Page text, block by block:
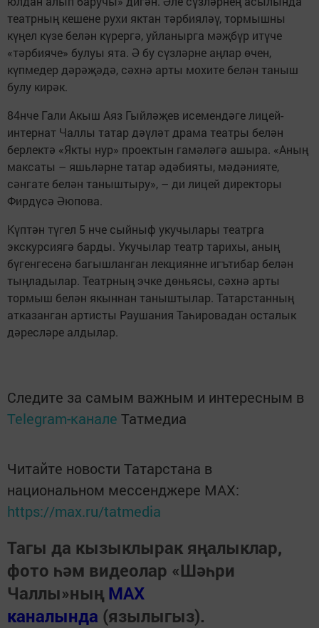
театрның кешене рухи яктан тәрбияләү, тормышны
күңел күзе белән күрергә, уйланырга мәҗбүр итүче
«тәрбияче» булуы ята. Ә бу сүзләрне аңлар өчен,
күпмедер дәрәҗәдә, сәхнә арты мохите белән таныш
булу кирәк.
84нче Гали Акыш Аяз Гыйләҗев исемендәге лицей-
интернат Чаллы татар дәүләт драма театры белән
берлектә «Якты нур» проектын гамәләгә ашыра. «Аның
максаты – яшьләрне татар әдәбияты, мәдәнияте,
сәнгате белән таныштыру», – ди лицей директоры
Фирдүсә Әюпова.
Күптән түгел 5 нче сыйныф укучылары театрга
экскурсиягә барды. Укучылар театр тарихы, аның
бүгенгесенә багышланган лекциянне игътибар белән
тыңладылар. Театрның эчке дөньясы, сәхнә арты
тормыш белән якыннан таныштылар. Татарстанның
атказанган артисты Раушания Таһировадан осталык
дәресләре алдылар.
Следите за самым важным и интересным в
Telegram-канале Татмедиа
Читайте новости Татарстана в
национальном мессенджере MАХ:
https://max.ru/tatmedia
Тагы да кызыклырак яңалыклар,
фото һәм видеолар «Шәһри
Чаллы»ның MAX
каналында (язылыгыз).